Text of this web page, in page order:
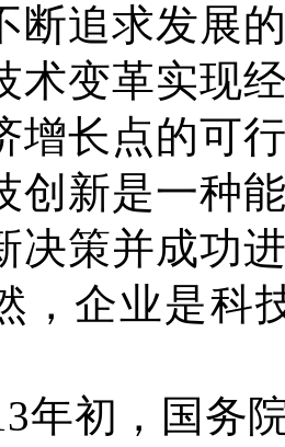
断追求发展
术变革实现
增长点的可
创新是一种
决策并成功
，企业是科
初，国务院